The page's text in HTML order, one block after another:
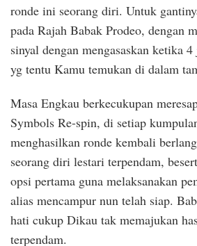
ronde ini seorang diri. Untuk
pada Rajah Babak Prodeo, dengan
sinyal dengan mengasaskan ketika
yg tentu Kamu temukan di dalam
Masa Engkau berkecukupan
Symbols Re-spin, di setiap
menghasilkan ronde kembali
seorang diri lestari terpendam,
opsi pertama guna melaksanakan
alias mencampur nun telah siap.
hati cukup Dikau tak memajukan
terpendam.